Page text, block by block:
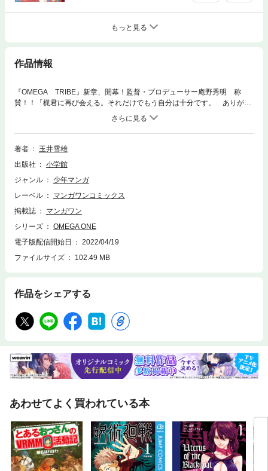
もっと見る
作品情報
『OMEGA TRIBE』新章、開幕！監督・プロデューサー庵野秀明 称
賛！！「梶君に再び会える。それだけでもう自分は十分です。 ありがと
うございます。続刊にも期待します。」日本がNEO鎖国時代に入り135
年。唯一海外からの出入りが可能な経済特化地区――それが、新東京島―
―学校はそこにある！人類を背負って立つ”次世代の王”は誰だ？
著者
玉井雪雄
出版社
小学館
ジャンル
少年マンガ
レーベル
マンガワンコミックス
掲載誌
マンガワン
シリーズ
OMEGA ONE
電子版配信開始日
2022/04/19
ファイルサイズ
102.49 MB
作品をシェアする
あわせてよく買われている本